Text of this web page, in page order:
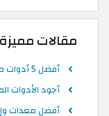
مقالات
أفضل 5 أدوات مطبخ من تيمو الاردن | عروض تيمو 2026
أجود الأدوات
أفضل معدات